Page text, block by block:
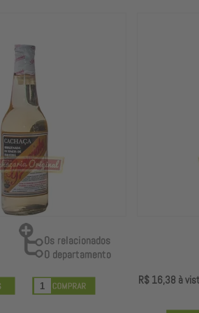
R$ 16,38 à